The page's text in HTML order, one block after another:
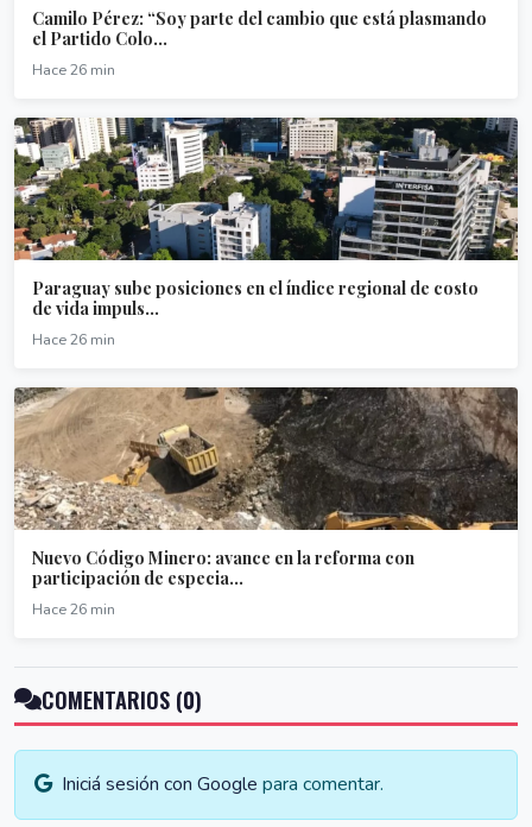
Camilo Pérez: “Soy parte del cambio que está plasmando
el Partido Colo...
Hace 26 min
Paraguay sube posiciones en el índice regional de costo
de vida impuls...
Hace 26 min
Nuevo Código Minero: avance en la reforma con
participación de especia...
Hace 26 min
COMENTARIOS (0)
Iniciá sesión con Google para comentar.